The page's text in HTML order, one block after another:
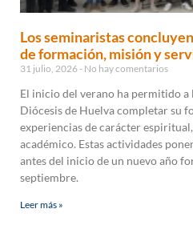
Los seminaristas
de formación, misión y
31 julio, 2026 No hay comentarios
El inicio del verano ha permitido a
Diócesis de Huelva completar su
experiencias de carácter
académico. Estas actividades
antes del inicio de un nuevo año
septiembre.
Leer más »